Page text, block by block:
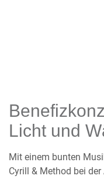
Licht und
Mit einem bunten
Cyrill & Method bei